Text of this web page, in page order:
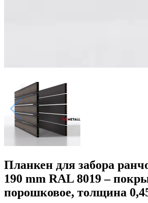
Планкен для забора
190 mm RAL 8019 –
порошковое, толщина